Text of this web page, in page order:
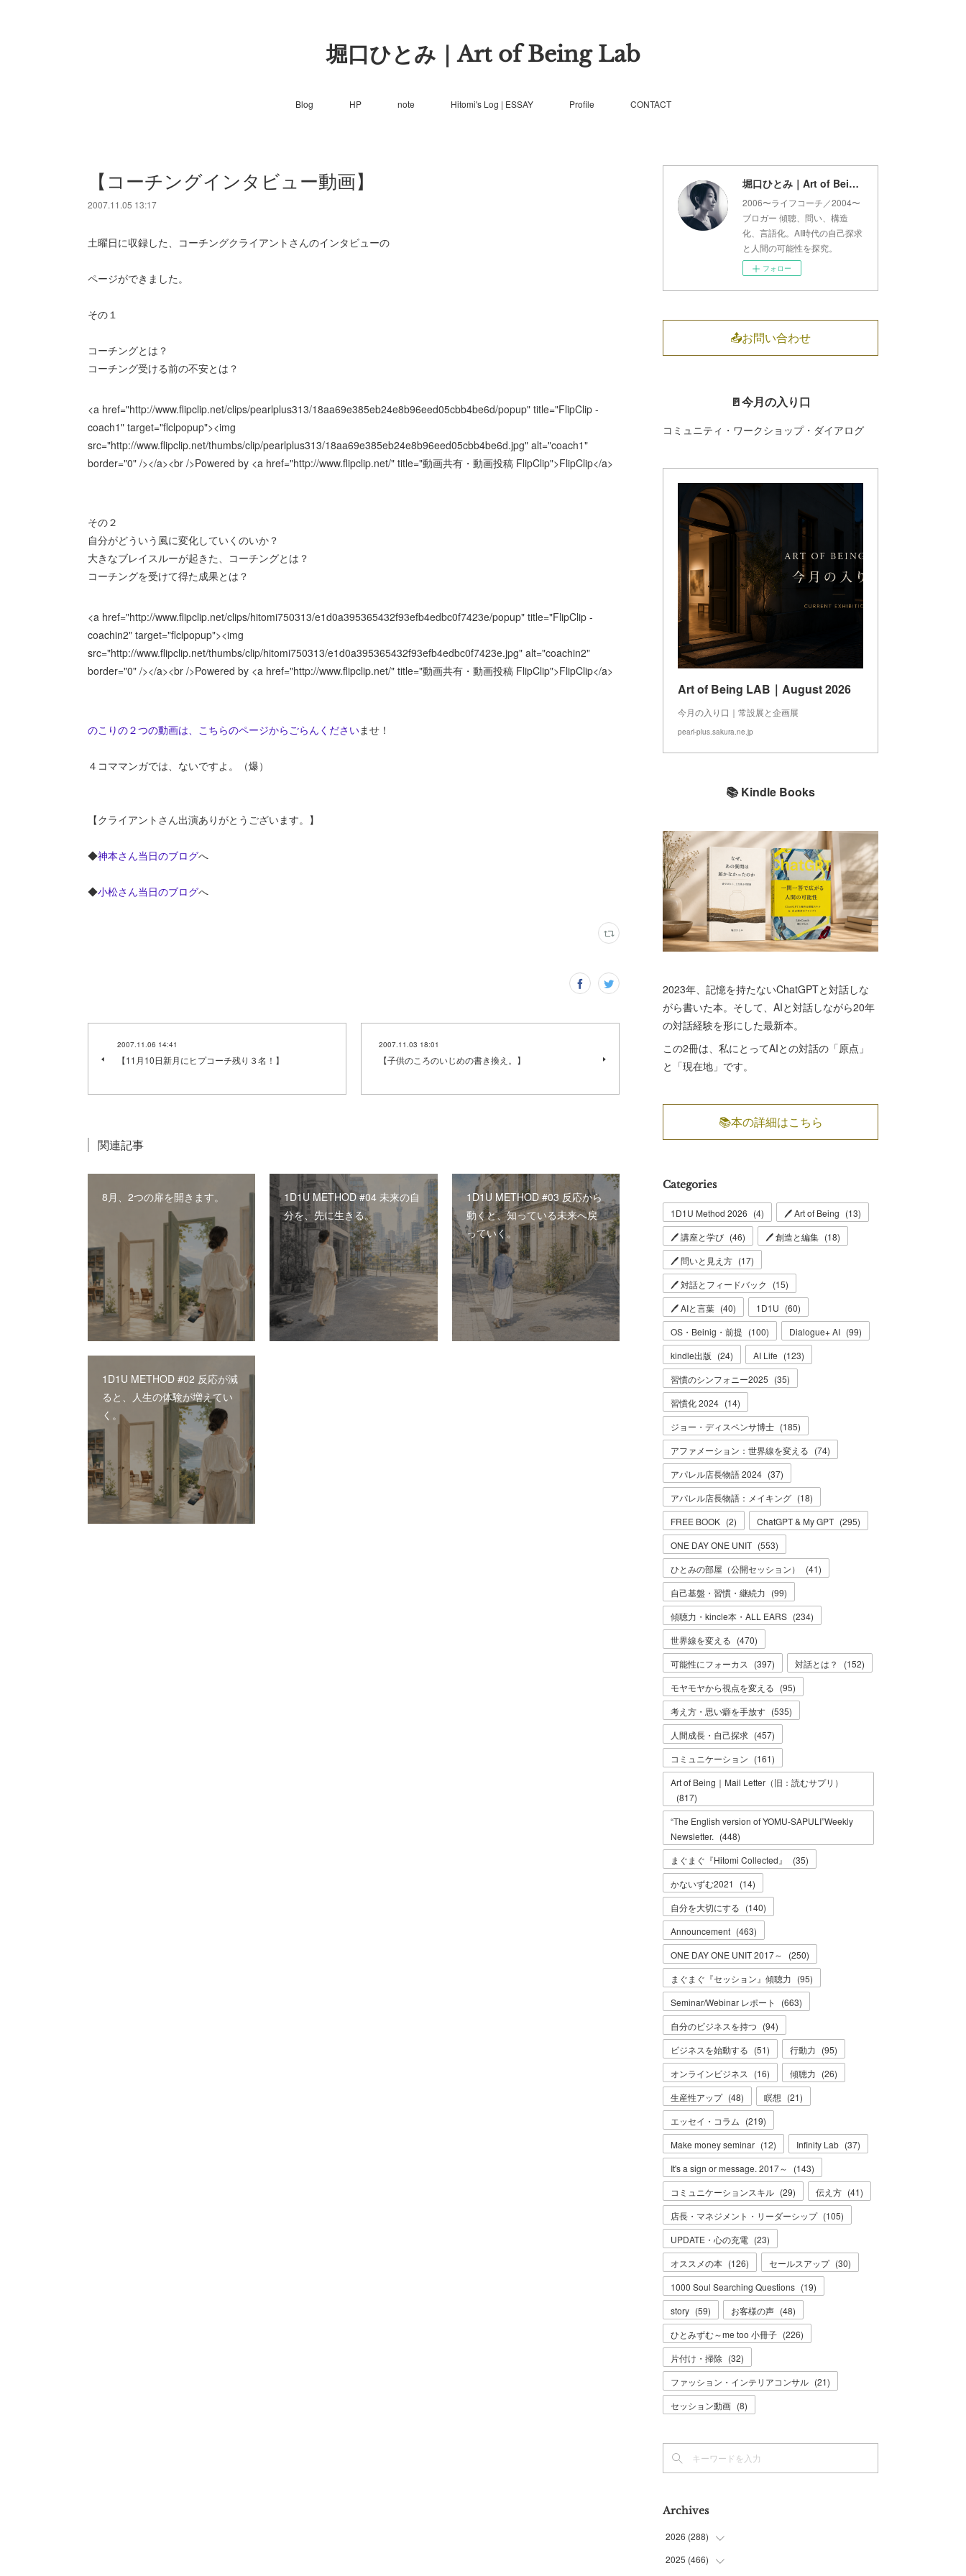
堀口ひとみ｜Art of Being Lab
Blog HP note Hitomi's Log | ESSAY Profile CONTACT
【コーチングインタビュー動画】
2007.11.05 13:17
土曜日に収録した、コーチングクライアントさんのインタビューの
ページができました。
その１
コーチングとは？
コーチング受ける前の不安とは？
<a href="http://www.flipclip.net/clips/pearlplus313/18aa69e385eb24e8b96eed05cbb4be6d/popup" title="FlipClip -
coach1" target="flclpopup"><img
src="http://www.flipclip.net/thumbs/clip/pearlplus313/18aa69e385eb24e8b96eed05cbb4be6d.jpg" alt="coach1"
border="0" /></a><br />Powered by <a href="http://www.flipclip.net/" title="動画共有・動画投稿 FlipClip">FlipClip</a>
その２
自分がどういう風に変化していくのいか？
大きなブレイスルーが起きた、コーチングとは？
コーチングを受けて得た成果とは？
<a href="http://www.flipclip.net/clips/hitomi750313/e1d0a395365432f93efb4edbc0f7423e/popup" title="FlipClip -
coachin2" target="flclpopup"><img
src="http://www.flipclip.net/thumbs/clip/hitomi750313/e1d0a395365432f93efb4edbc0f7423e.jpg" alt="coachin2"
border="0" /></a><br />Powered by <a href="http://www.flipclip.net/" title="動画共有・動画投稿 FlipClip">FlipClip</a>
のこりの２つの動画は、こちらのページからごらんくださいませ！
４コママンガでは、ないですよ。（爆）
【クライアントさん出演ありがとうございます。】
◆神本さん当日のブログへ
◆小松さん当日のブログへ
2007.11.06 14:41
【11月10日新月にヒプコーチ残り３名！】
2007.11.03 18:01
【子供のころのいじめの書き換え。】
関連記事
8月、2つの扉を開きます。
1D1U METHOD #04 未来の自
分を、先に生きる。
1D1U METHOD #03 反応から
動くと、知っている未来へ戻
っていく。
1D1U METHOD #02 反応が減
ると、人生の体験が増えてい
く。
堀口ひとみ｜Art of Being Lab
2006〜ライフコーチ／2004〜
ブロガー 傾聴、問い、構造
化、言語化。AI時代の自己探求
と人間の可能性を探究。
フォロー
📤お問い合わせ
🚪今月の入り口
コミュニティ・ワークショップ・ダイアログ
Art of Being LAB｜August 2026
今月の入り口｜常設展と企画展
pearl-plus.sakura.ne.jp
📚 Kindle Books
2023年、記憶を持たないChatGPTと対話しな
がら書いた本。そして、AIと対話しながら20年
の対話経験を形にした最新本。
この2冊は、私にとってAIとの対話の「原点」
と「現在地」です。
📚本の詳細はこちら
Categories
1D1U Method 2026 (4) 🖊 Art of Being (13)
🖊 講座と学び (46) 🖊 創造と編集 (18)
🖊 問いと見え方 (17)
🖊 対話とフィードバック
(15)
🖊 AIと言葉 (40) 1D1U (60)
OS・Beinig・前提 (100) Dialogue+ AI (99)
kindle出版 (24) AI Life (123)
習慣のシンフォニー2025 (35)
習慣化 2024 (14)
ジョー・ディスペンサ博士 (185)
アファメーション：世界線を変える (74)
アパレル店長物語 2024 (37)
アパレル店長物語：メイキング (18)
FREE BOOK (2) ChatGPT & My GPT (295)
ONE DAY ONE UNIT (553)
ひとみの部屋（公開セッション）
(41)
自己基盤・習慣・継続力 (99)
傾聴力・kincle本・ALL EARS (234)
世界線を変える (470)
可能性にフォーカス
(397) 対話とは？ (152)
モヤモヤから視点を変える (95)
考え方・思い癖を手放す (535)
人間成長・自己探求 (457)
コミュニケーション (161)
Art of Being｜Mail Letter（旧：読むサプリ）
(817)
“The English version of YOMU-SAPULI”Weekly
Newsletter. (448)
まぐまぐ『Hitomi Collected』
(35)
かないずむ2021
(14)
自分を大切にする (140)
Announcement (463)
ONE DAY ONE UNIT 2017～
(250)
まぐまぐ『セッション』傾聴力 (95)
Seminar/Webinar レポート
(663)
自分のビジネスを持つ (94)
ビジネスを始動する (51) 行動力 (95)
オンラインビジネス
(16) 傾聴力 (26)
生産性アップ (48) 瞑想 (21)
エッセイ・コラム (219)
Make money seminar (12) Infinity Lab (37)
It's a sign or message. 2017～
(143)
コミュニケーションスキル (29) 伝え方 (41)
店長・マネジメント・リーダーシップ (105)
UPDATE・心の充電 (23)
オススメの本 (126) セールスアップ (30)
1000 Soul Searching Questions (19)
story (59) お客様の声 (48)
ひとみずむ～me too 小冊子 (226)
片付け・掃除 (32)
ファッション・インテリアコンサル (21)
セッション動画 (8)
Archives
2026 (288)
(9)
2025 (466)